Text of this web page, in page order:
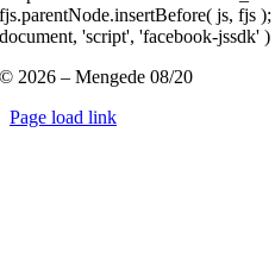
fjs.parentNode.insertBefore( js, fjs
document, 'script', 'facebook-jssdk' )
© 2026 – Mengede 08/20
Page load link